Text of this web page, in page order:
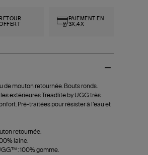
RETOUR
PAIEMENT EN
3X,4X
de mouton retournée. Bouts ronds.
extérieures Treadlite by UGG très
Pré-traitées pour résister à l’eau et
retournée.
laine.
: 100% gomme.